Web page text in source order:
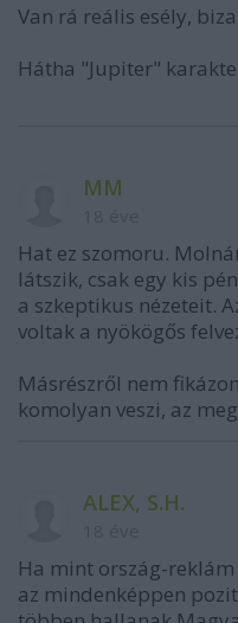
Van rá reális esély,
Hátha "Jupiter"
MM
Hat ez szomoru.
látszik, csak egy kis
a szkeptikus nézeteit.
voltak a nyökögős
Másrészről nem
komolyan veszi, az
ALEX, S.H.
Ha mint ország-
az mindenképpen